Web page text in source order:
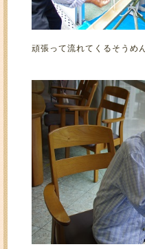
頑張って流れてくるそうめ